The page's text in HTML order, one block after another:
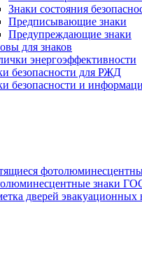
Знаки состояния
Предписывающие знаки
Предупреждающие знаки
для знаков
энергоэффективности
безопасности для РЖД
безопасности и
знаки
дверей эвакуационных